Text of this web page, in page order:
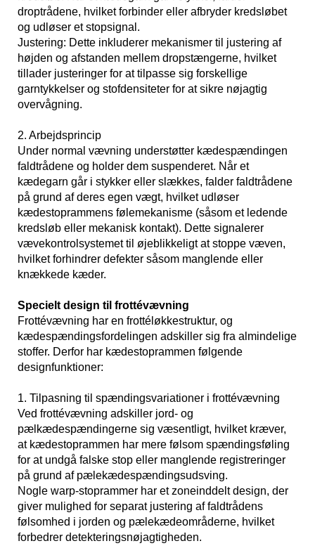
droptrådene, hvilket forbinder eller afbryder kredsløbet
og udløser et stopsignal.
Justering: Dette inkluderer mekanismer til justering af
højden og afstanden mellem dropstængerne, hvilket
tillader justeringer for at tilpasse sig forskellige
garntykkelser og stofdensiteter for at sikre nøjagtig
overvågning.
2. Arbejdsprincip
Under normal vævning understøtter kædespændingen
faldtrådene og holder dem suspenderet. Når et
kædegarn går i stykker eller slækkes, falder faldtrådene
på grund af deres egen vægt, hvilket udløser
kædestoprammens følemekanisme (såsom et ledende
kredsløb eller mekanisk kontakt). Dette signalerer
vævekontrolsystemet til øjeblikkeligt at stoppe væven,
hvilket forhindrer defekter såsom manglende eller
knækkede kæder.
Specielt design til frottévævning
Frottévævning har en frottéløkkestruktur, og
kædespændingsfordelingen adskiller sig fra almindelige
stoffer. Derfor har kædestoprammen følgende
designfunktioner:
1. Tilpasning til spændingsvariationer i frottévævning
Ved frottévævning adskiller jord- og
pælkædespændingerne sig væsentligt, hvilket kræver,
at kædestoprammen har mere følsom spændingsføling
for at undgå falske stop eller manglende registreringer
på grund af pælekædespændingsudsving.
Nogle warp-stoprammer har et zoneinddelt design, der
giver mulighed for separat justering af faldtrådens
følsomhed i jorden og pælekædeområderne, hvilket
forbedrer detekteringsnøjagtigheden.